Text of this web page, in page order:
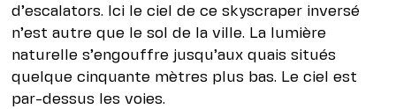
d’escalators. Ici le ciel de ce skyscraper inversé
n’est autre que le sol de la ville. La lumière
naturelle s’engouffre jusqu’aux quais situés
quelque cinquante mètres plus bas. Le ciel est
par-dessus les voies.